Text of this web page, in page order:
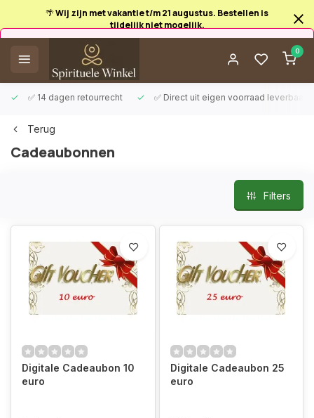
🌴 Wij zijn met vakantie t/m 21 augustus. Bestellen is
tijdelijk niet mogelijk.
0
✅ 14 dagen retourrecht ✅ Direct uit eigen voorraad leverbaar
Afrekenen is uitgeschakeld.
Terug
Cadeaubonnen
Filters
Digitale Cadeaubon 10
euro
Digitale Cadeaubon 25
euro